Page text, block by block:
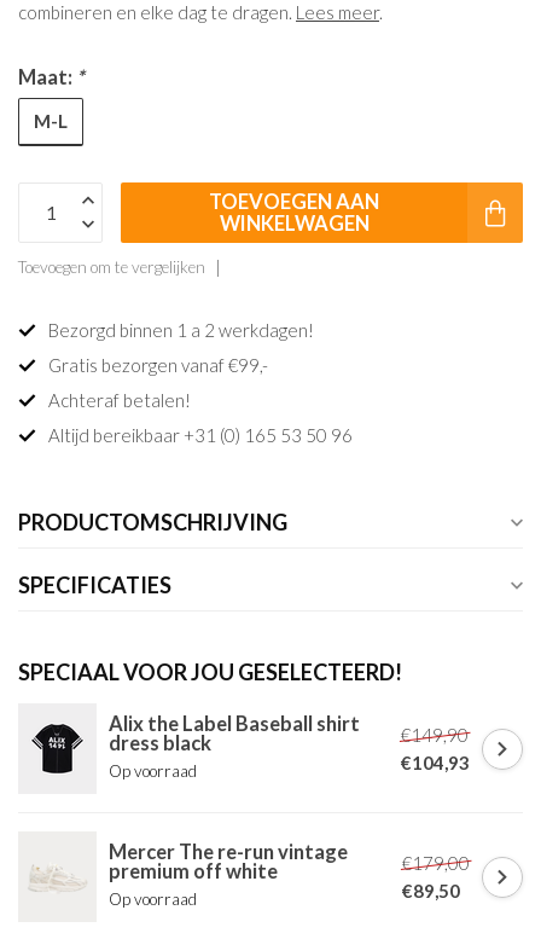
combineren en elke dag te dragen. Lees meer.
Maat: *
M-L
TOEVOEGEN AAN
WINKELWAGEN
Toevoegen om te vergelijken
Bezorgd binnen 1 a 2 werkdagen!
Gratis bezorgen vanaf €99,-
Achteraf betalen!
Altijd bereikbaar +31 (0) 165 53 50 96
PRODUCTOMSCHRIJVING
SPECIFICATIES
SPECIAAL VOOR JOU GESELECTEERD!
Alix the Label Baseball shirt
dress black
Op voorraad
€149,90
€104,93
Mercer The re-run vintage
premium off white
Op voorraad
€179,00
€89,50